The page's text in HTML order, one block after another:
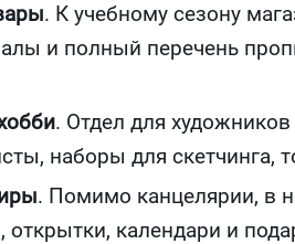
. К учебному сезону
и полный перечень
. Отдел для
наборы для скетчинга,
. Помимо канцелярии, в
открытки, календари и